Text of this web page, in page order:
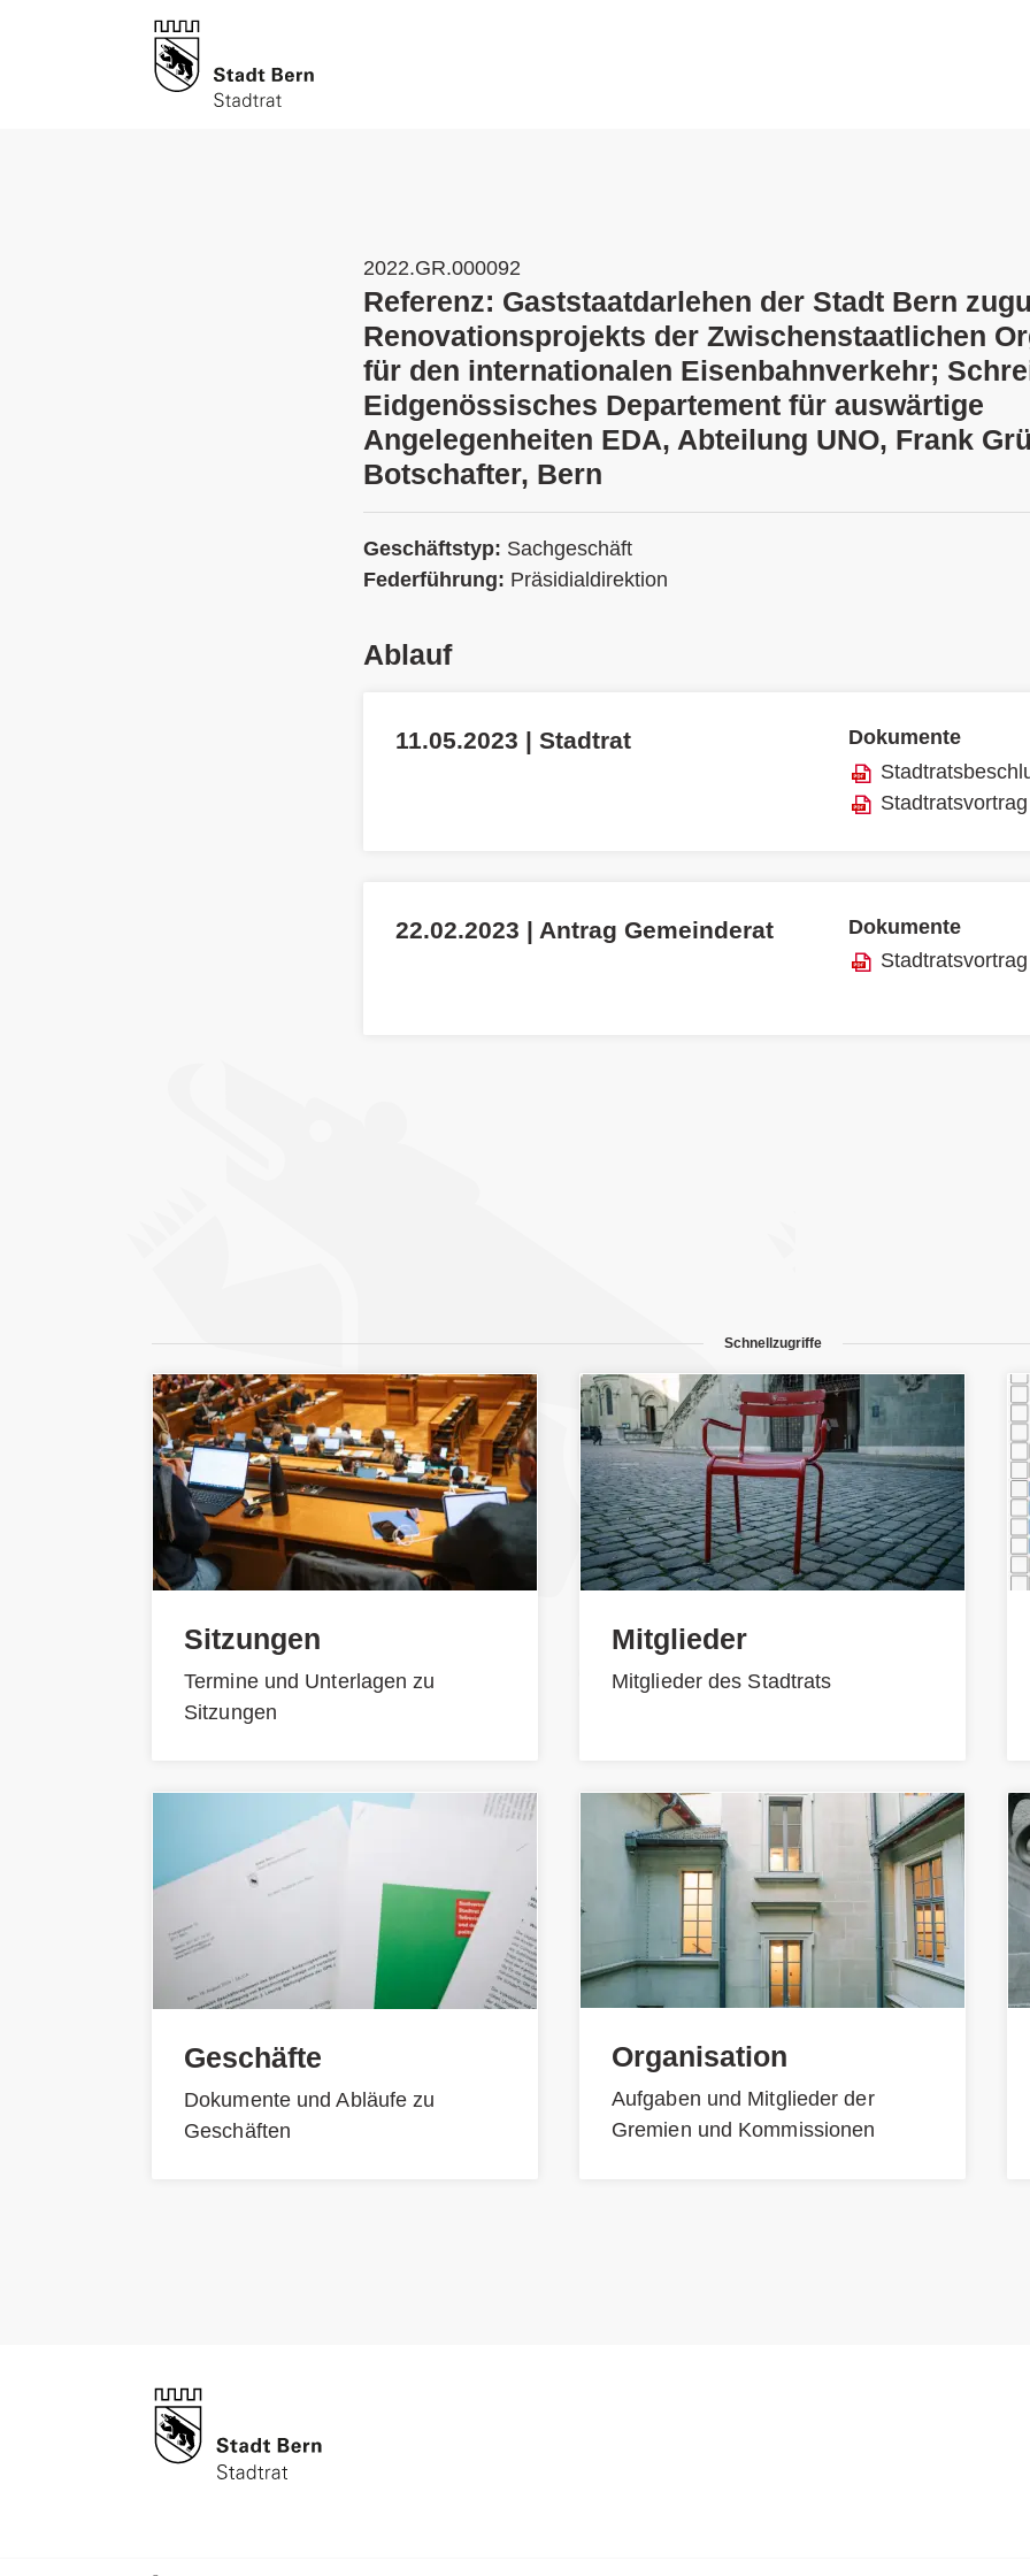
2022.GR.000092
Referenz: Gaststaatdarlehen der Stadt Bern
Renovationsprojekts der Zwischenstaatlichen
für den internationalen Eisenbahnverkehr;
Eidgenössisches Departement für auswärtige
Angelegenheiten EDA, Abteilung UNO, Frank
Botschafter, Bern
Geschäftstyp: Sachgeschäft
Federführung: Präsidialdirektion
Ablauf
11.05.2023 | Stadtrat
Dokumente
Stadtratsvortrag
22.02.2023 | Antrag Gemeinderat
Dokumente
Stadtratsvortrag
Schnellzugriffe
Sitzungen
Termine und Unterlagen zu
Sitzungen
Geschäfte
Dokumente und Abläufe zu
Geschäften
Mitglieder
Mitglieder des Stadtrats
Organisation
Aufgaben und Mitglieder der
Gremien und Kommissionen